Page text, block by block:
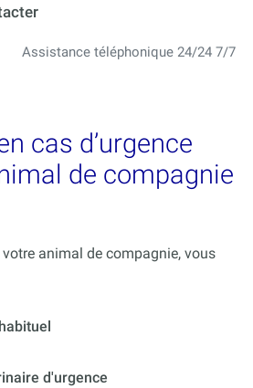
Assistance téléphonique 24/24 7/7
cas d’urgence
de compagnie
animal de compagnie, vous
d'urgence